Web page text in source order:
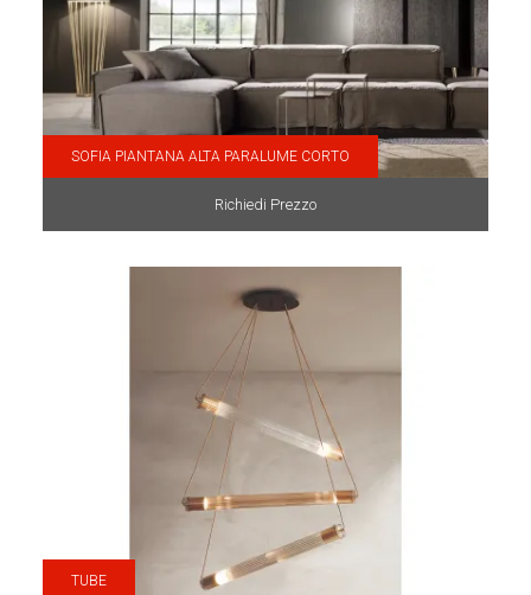
SOFIA PIANTANA ALTA PARALUME CORTO
Richiedi Prezzo
TUBE